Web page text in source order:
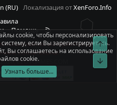
(RU) Локализация отXenForo.Info
Помощь
R
S
S
материалов сайта -
обязательна!
ZLOYGAMES.COM
cookie, чтобы персонализировать
если Вы зарегистрируетесь.
Вы соглашаетесь на использование
cookie.
Узнать больше...